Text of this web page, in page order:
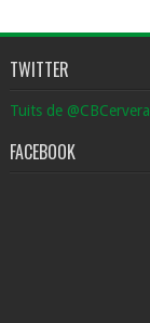
TWITTER
Tuits de @CBCervera
FACEBOOK